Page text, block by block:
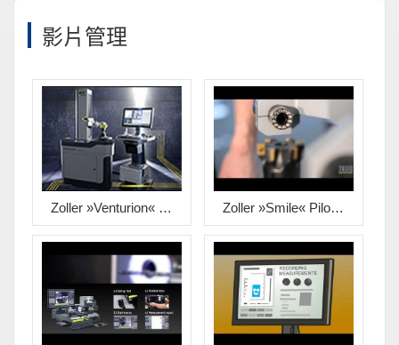
影片管理
Zoller »Venturion« 450 最優質的刀具設定與量測儀 Zoller »smile« Pilot 2.0泛用型刀具設定量測儀